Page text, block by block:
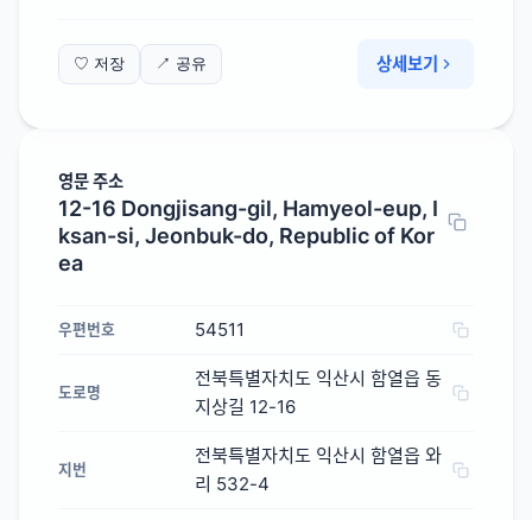
♡ 저장 ↗ 공유 상세보기
영문 주소
12-16 Dongjisang-gil, Hamyeol-eup, I
ksan-si, Jeonbuk-do, Republic of Kor
ea
우편번호 54511
도로명
전북특별자치도 익산시 함열읍 동
지상길 12-16
지번
전북특별자치도 익산시 함열읍 와
리 532-4